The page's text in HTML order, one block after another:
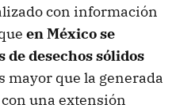
con información
en México se
desechos sólidos
mayor que la generada
una extensión